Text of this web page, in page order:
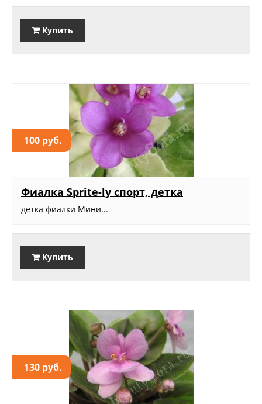
Купить
100 руб.
Фиалка Sprite-ly спорт, детка
детка фиалки Мини...
Купить
130 руб.